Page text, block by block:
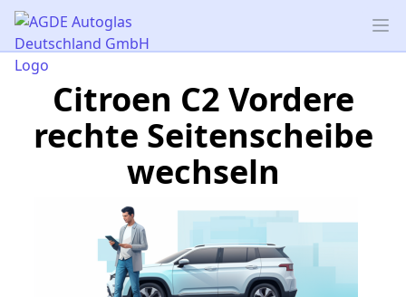
AGDE Autoglas Deutschland GmbH
Citroen C2 Vordere
rechte Seitenscheibe
wechseln